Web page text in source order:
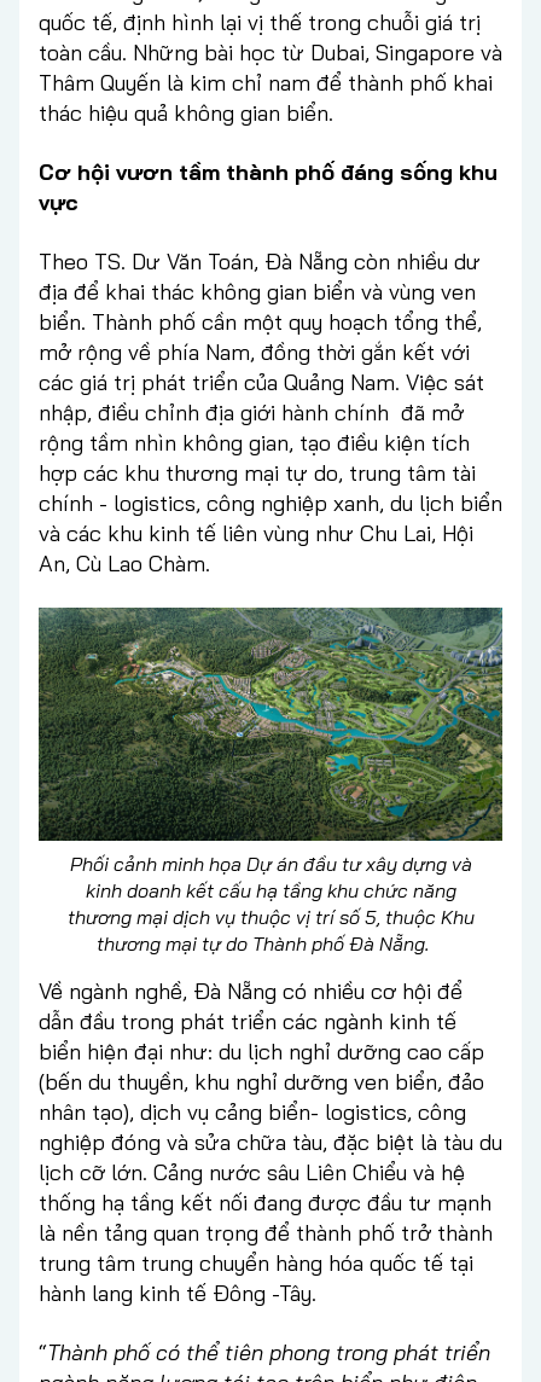
quốc tế, định hình lại vị thế trong chuỗi giá trị
toàn cầu. Những bài học từ Dubai, Singapore và
Thâm Quyến là kim chỉ nam để thành phố khai
thác hiệu quả không gian biển.
Cơ hội vươn tầm thành phố đáng sống khu
vực
Theo TS. Dư Văn Toán, Đà Nẵng còn nhiều dư
địa để khai thác không gian biển và vùng ven
biển. Thành phố cần một quy hoạch tổng thể,
mở rộng về phía Nam, đồng thời gắn kết với
các giá trị phát triển của Quảng Nam. Việc sát
nhập, điều chỉnh địa giới hành chính đã mở
rộng tầm nhìn không gian, tạo điều kiện tích
hợp các khu thương mại tự do, trung tâm tài
chính - logistics, công nghiệp xanh, du lịch biển
và các khu kinh tế liên vùng như Chu Lai, Hội
An, Cù Lao Chàm.
Phối cảnh minh họa Dự án đầu tư xây dựng và
kinh doanh kết cấu hạ tầng khu chức năng
thương mại dịch vụ thuộc vị trí số 5, thuộc Khu
thương mại tự do Thành phố Đà Nẵng.
Về ngành nghề, Đà Nẵng có nhiều cơ hội để
dẫn đầu trong phát triển các ngành kinh tế
biển hiện đại như: du lịch nghỉ dưỡng cao cấp
(bến du thuyền, khu nghỉ dưỡng ven biển, đảo
nhân tạo), dịch vụ cảng biển- logistics, công
nghiệp đóng và sửa chữa tàu, đặc biệt là tàu du
lịch cỡ lớn. Cảng nước sâu Liên Chiểu và hệ
thống hạ tầng kết nối đang được đầu tư mạnh
là nền tảng quan trọng để thành phố trở thành
trung tâm trung chuyển hàng hóa quốc tế tại
hành lang kinh tế Đông -Tây.
“Thành phố có thể tiên phong trong phát triển